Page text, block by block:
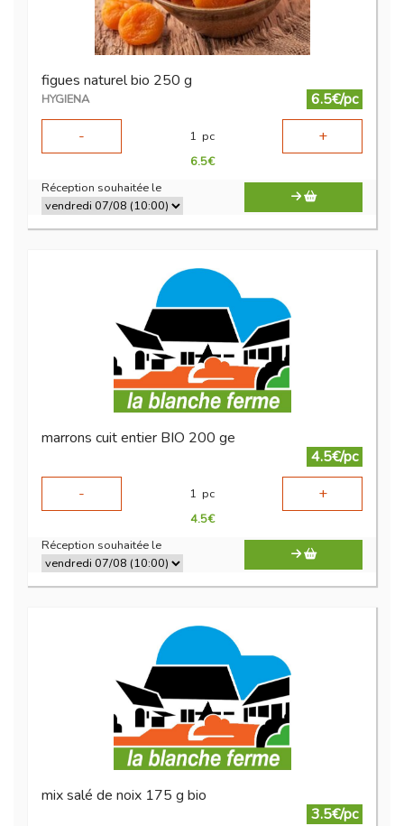
figues naturel bio 250 g
HYGIENA
6.5€/pc
-
1 pc +
6.5€
Réception souhaitée le
marrons cuit entier BIO 200 ge
4.5€/pc
-
1 pc +
4.5€
Réception souhaitée le
mix salé de noix 175 g bio
3.5€/pc